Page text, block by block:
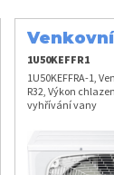
kW
1U50KEFFR1
1U50KEFFRA-1,
R32, Výkon
vyhřívání vany